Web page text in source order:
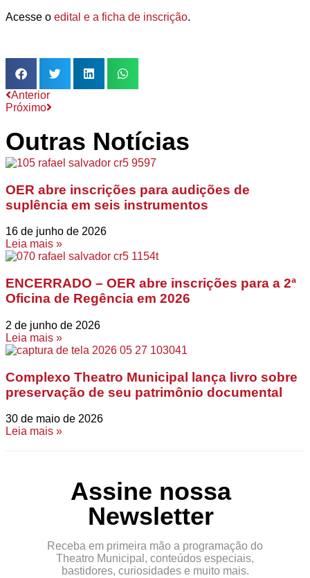
Acesse o edital e a ficha de inscrição.
Anterior
Próximo
Outras Notícias
OER abre inscrições para audições de
suplência em seis instrumentos
16 de junho de 2026
Leia mais »
ENCERRADO – OER abre inscrições para a 2ª
Oficina de Regência em 2026
2 de junho de 2026
Leia mais »
Complexo Theatro Municipal lança livro sobre
preservação de seu patrimônio documental
30 de maio de 2026
Leia mais »
Assine nossa
Newsletter
Receba em primeira mão a programação do
Theatro Municipal, conteúdos especiais,
bastidores, curiosidades e muito mais.